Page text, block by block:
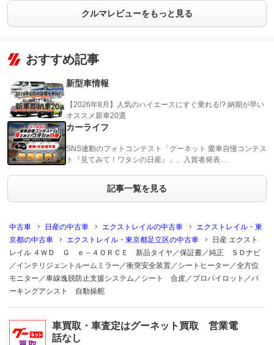
クルマレビューをもっと見る
おすすめ記事
新型車情報
【2026年8月】人気のハイエースにすぐ乗れる!? 納期が早い
オススメ新車20選
カーライフ
SNS連動のフォトコンテスト「グーネット 愛車自慢コンテス
ト『見てみて！ワタシの日産』」、入賞者発表…
記事一覧を見る
中古車 日産の中古車 エクストレイルの中古車
エクストレイル・東
京都の中古車
エクストレイル・東京都足立区の中古車
日産 エクスト
レイル ４ＷＤ Ｇ ｅ－４ＯＲＣＥ 新品タイヤ／保証書／純正 ＳＤナビ
／インテリジェントルームミラー／衝突安全装置／シートヒーター／全方位
モニター／車線逸脱防止支援システム／シート 合皮／プロパイロット／パ
ーキングアシスト 自動操舵
車買取・車査定はグーネット買取 営業電
話なし